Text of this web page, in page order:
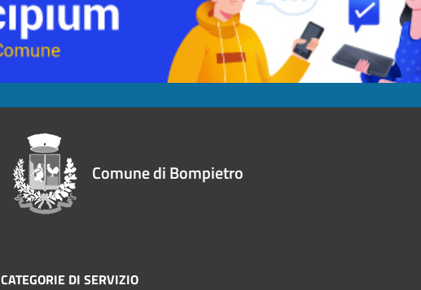
Comune di Bompietro
CATEGORIE DI SERVIZIO